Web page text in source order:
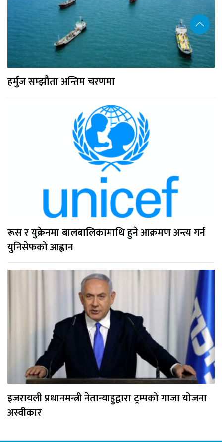
हर्मुज सम्झौता अन्तिम चरणमा
रूस र युक्रेनमा बालबालिकामाथि हुने आक्रमण अन्त्य गर्न
युनिसेफको आह्वान
इजरायली प्रधानमन्त्री नेतान्याहुद्वारा ट्रम्पको गाजा योजना
अस्वीकार